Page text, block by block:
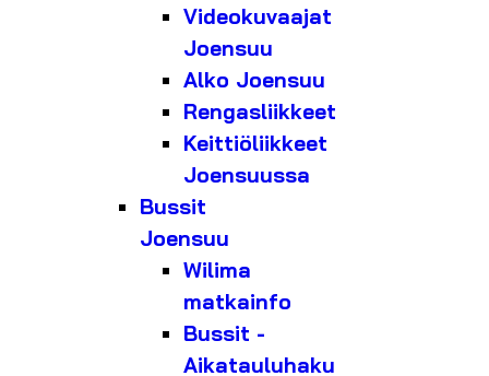
Videokuvaajat
Joensuu
Alko Joensuu
Rengasliikkeet
Keittiöliikkeet
Joensuussa
Bussit
Joensuu
Wilima
matkainfo
Bussit -
Aikatauluhaku